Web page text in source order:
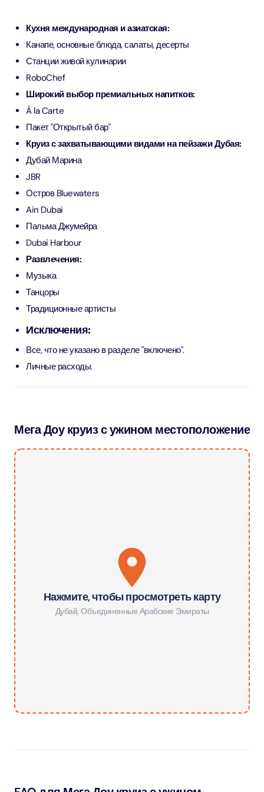
Кухня международная и азиатская:
Канапе, основные блюда, салаты, десерты
Станции живой кулинарии
RoboChef
Широкий выбор премиальных напитков:
À la Carte
Пакет "Открытый бар"
Круиз с захватывающими видами на пейзажи Дубая:
Дубай Марина
JBR
Остров Bluewaters
Ain Dubai
Пальма Джумейра
Dubai Harbour
Развлечения:
Музыка
Танцоры
Традиционные артисты
Исключения:
Все, что не указано в разделе "включено".
Личные расходы.
Мега Доу круиз с ужином местоположение
Нажмите, чтобы просмотреть карту
Дубай, Объединенные Арабские Эмираты